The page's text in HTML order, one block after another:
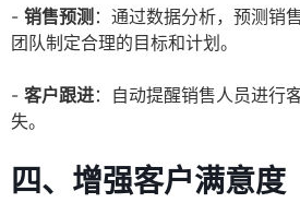
- 销售预测 ：通过数据分析，预测销
团队制定合理的目标和计划。
- 客户跟进：自动提醒销售人员进行
失。
四、增强客户满意度